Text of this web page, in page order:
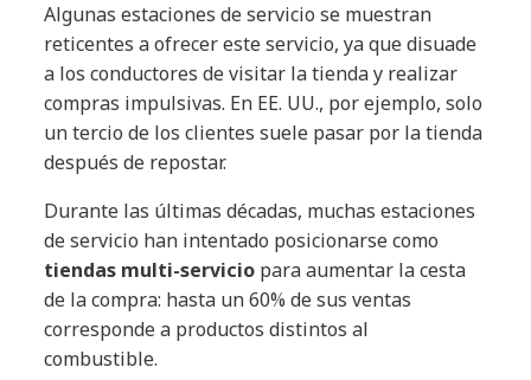
Algunas estaciones de servicio se muestran
reticentes a ofrecer este servicio, ya que disuade
a los conductores de visitar la tienda y realizar
compras impulsivas. En EE. UU., por ejemplo, solo
un tercio de los clientes suele pasar por la tienda
después de repostar.
Durante las últimas décadas, muchas estaciones
de servicio han intentado posicionarse como
tiendas multi-servicio para aumentar la cesta
de la compra: hasta un 60% de sus ventas
corresponde a productos distintos al
combustible.